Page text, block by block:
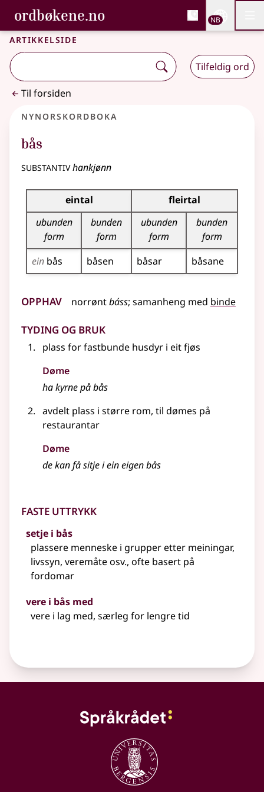
Gå til hovedinnhold
Tilgjengelighet
ordbøkene.no, Bokmålsordboka og
Bokmålsordboka og Nynorskordboka
NB
Artikkelside
Tilfeldig ord
Til forsiden
Nynorskordboka
bås
substantivhankjønn
Bøyningstabell for dette substantivet
eintal
fleirtal
ubunden
form
bunden
form
ubunden
form
bunden
form
ein bås båsen båsar båsane
Opphav norrøntbáss; samanheng med binde
Tyding og bruk
plass for fastbunde husdyr i eit fjøs
Døme
ha kyrne på bås
avdelt plass i større rom, til dømes på
restaurantar
Døme
de kan få sitje i ein eigen bås
Faste uttrykk
setje i bås
plassere menneske i grupper etter meiningar,
livssyn, veremåteosv., ofte basert på
fordomar
vere i bås med
vere i lag med, særleg for lengre tid